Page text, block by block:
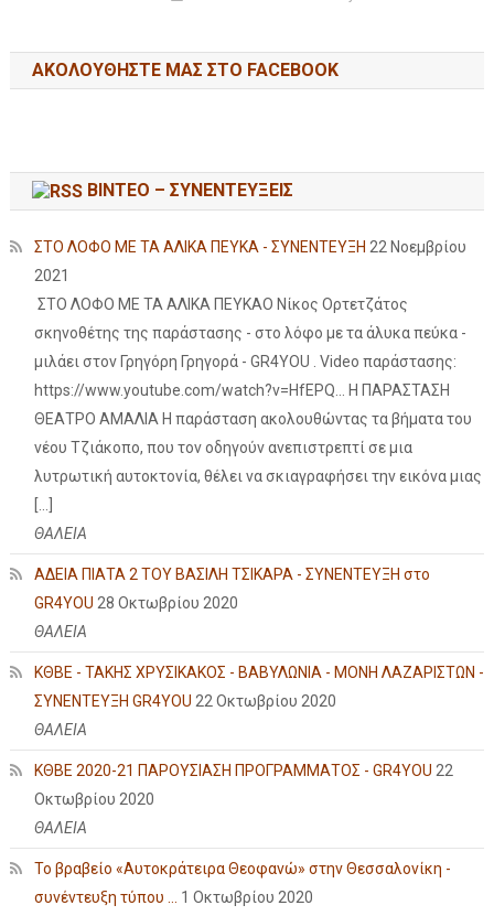
ΑΚΟΛΟΥΘΉΣΤΕ ΜΑΣ ΣΤΟ FACEBOOK
ΒΙΝΤΕΟ – ΣΥΝΕΝΤΕΥΞΕΙΣ
ΣΤΟ ΛΟΦΟ ΜΕ ΤΑ ΑΛΙΚΑ ΠΕΥΚΑ - ΣΥΝΕΝΤΕΥΞΗ 22 Νοεμβρίου
2021
ΣΤΟ ΛΟΦΟ ΜΕ ΤΑ ΑΛΙΚΑ ΠΕΥΚΑΟ Νίκος Ορτετζάτος
σκηνοθέτης της παράστασης - στο λόφο με τα άλυκα πεύκα -
μιλάει στον Γρηγόρη Γρηγορά - GR4YOU . Video παράστασης:
https://www.youtube.com/watch?v=HfEPQ... Η ΠΑΡΑΣΤΑΣΗ
ΘΕΑΤΡΟ ΑΜΑΛΙΑ Η παράσταση ακολουθώντας τα βήματα του
νέου Τζιάκοπο, που τον οδηγούν ανεπιστρεπτί σε μια
λυτρωτική αυτοκτονία, θέλει να σκιαγραφήσει την εικόνα μιας
[…]
ΘΑΛΕΙΑ
ΑΔΕΙΑ ΠΙΑΤΑ 2 ΤΟΥ ΒΑΣΙΛΗ ΤΣΙΚΑΡΑ - ΣΥΝΕΝΤΕΥΞΗ στο
GR4YOU 28 Οκτωβρίου 2020
ΘΑΛΕΙΑ
ΚΘΒΕ - ΤΑΚΗΣ ΧΡΥΣΙΚΑΚΟΣ - ΒΑΒΥΛΩΝΙΑ - ΜΟΝΗ ΛΑΖΑΡΙΣΤΩΝ -
ΣΥΝΕΝΤΕΥΞΗ GR4YOU 22 Οκτωβρίου 2020
ΘΑΛΕΙΑ
ΚΘΒΕ 2020-21 ΠΑΡΟΥΣΙΑΣΗ ΠΡΟΓΡΑΜΜΑΤΟΣ - GR4YOU 22
Οκτωβρίου 2020
ΘΑΛΕΙΑ
Το βραβείο «Αυτοκράτειρα Θεοφανώ» στην Θεσσαλονίκη -
συνέντευξη τύπου ... 1 Οκτωβρίου 2020